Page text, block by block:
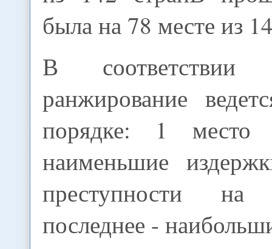
была на 78 месте из
В
ранжирование
порядке: 1 место
наименьшие
преступности на
последнее -